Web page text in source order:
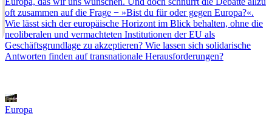
oft zusammen auf die Frage − »Bist du für oder gegen Europa?«.
Wie lässt sich der europäische Horizont im Blick behalten, ohne die
neoliberalen und vermachteten Institutionen der EU als
Geschäftsgrundlage zu akzeptieren? Wie lassen sich solidarische
Antworten finden auf transnationale Herausforderungen?
Europa